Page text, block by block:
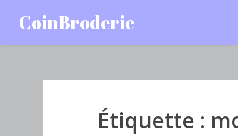
contenu
CoinBroderie
Étiquette :